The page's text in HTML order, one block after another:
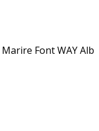
Marire Font WAYAlb